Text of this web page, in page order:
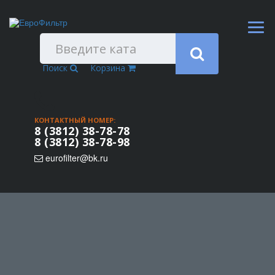
Поиск Корзина
КОНТАКТНЫЙ НОМЕР:
8 (3812) 38-78-78
8 (3812) 38-78-98
eurofilter@bk.ru